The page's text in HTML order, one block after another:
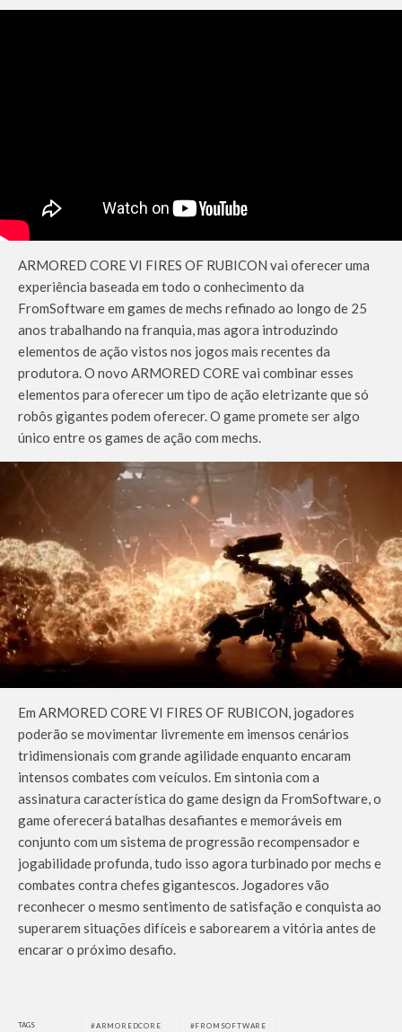
ARMORED CORE VI FIRES OF RUBICON vai oferecer uma
experiência baseada em todo o conhecimento da
FromSoftware em games de mechs refinado ao longo de 25
anos trabalhando na franquia, mas agora introduzindo
elementos de ação vistos nos jogos mais recentes da
produtora. O novo ARMORED CORE vai combinar esses
elementos para oferecer um tipo de ação eletrizante que só
robôs gigantes podem oferecer. O game promete ser algo
único entre os games de ação com mechs.
Em ARMORED CORE VI FIRES OF RUBICON, jogadores
poderão se movimentar livremente em imensos cenários
tridimensionais com grande agilidade enquanto encaram
intensos combates com veículos. Em sintonia com a
assinatura característica do game design da FromSoftware, o
game oferecerá batalhas desafiantes e memoráveis em
conjunto com um sistema de progressão recompensador e
jogabilidade profunda, tudo isso agora turbinado por mechs e
combates contra chefes gigantescos. Jogadores vão
reconhecer o mesmo sentimento de satisfação e conquista ao
superarem situações difíceis e saborearem a vitória antes de
encarar o próximo desafio.
TAGS ARMOREDCORE FROMSOFTWARE